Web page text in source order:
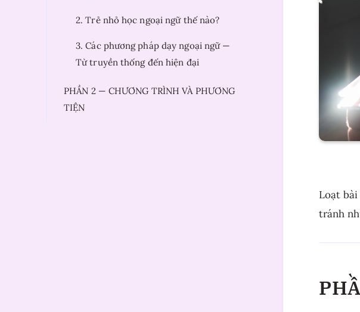
2. Trẻ nhỏ học ngoại ngữ thế nào?
3. Các phương pháp dạy ngoại ngữ —
Từ truyền thống đến hiện đại
PHẦN 2 — CHƯƠNG TRÌNH VÀ PHƯƠNG
TIỆN
Loạt bài
tránh